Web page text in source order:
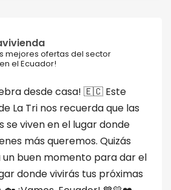
mejores ofertas del sector
el Ecuador!